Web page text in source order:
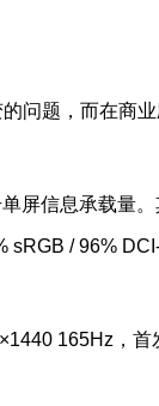
问题，而在商
屏信息承载量。
sRGB / 96%
165Hz，首